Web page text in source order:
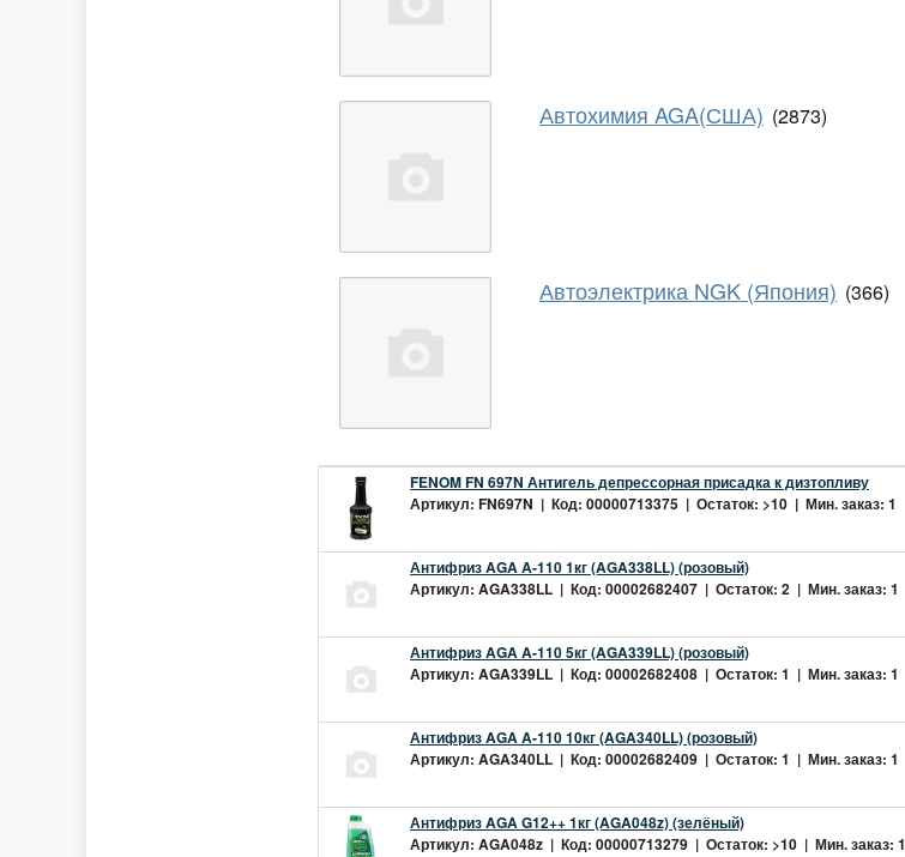
Автохимия AGA(США) (2873)
Автоэлектрика NGK (Япония) (366)
FENOM FN 697N Антигель депрессорная присадка к дизтопливу
Артикул: FN697N | Код: 00000713375 | Остаток: >10 | Мин. заказ: 1
Антифриз AGA A-110 1кг (AGA338LL) (розовый)
Артикул: AGA338LL | Код: 00002682407 | Остаток: 2 | Мин. заказ: 1
Антифриз AGA A-110 5кг (AGA339LL) (розовый)
Артикул: AGA339LL | Код: 00002682408 | Остаток: 1 | Мин. заказ: 1
Антифриз AGA A-110 10кг (AGA340LL) (розовый)
Артикул: AGA340LL | Код: 00002682409 | Остаток: 1 | Мин. заказ: 1
Антифриз AGA G12++ 1кг (AGA048z) (зелёный)
Артикул: AGA048z | Код: 00000713279 | Остаток: >10 | Мин. заказ: 1